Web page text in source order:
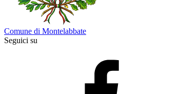
Comune di Montelabbate
Seguici su